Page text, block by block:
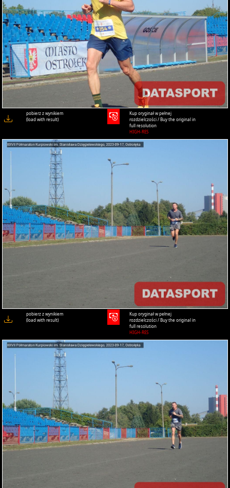
pobierz z wynikiem
(load with result)
Kup oryginał w pełnej
rozdzielczości / Buy the original in
full resolution
HIGH-RES
pobierz z wynikiem
(load with result)
Kup oryginał w pełnej
rozdzielczości / Buy the original in
full resolution
HIGH-RES